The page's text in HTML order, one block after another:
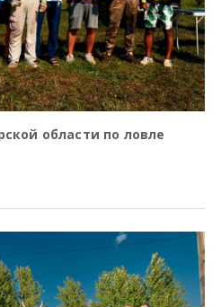
области по ловле